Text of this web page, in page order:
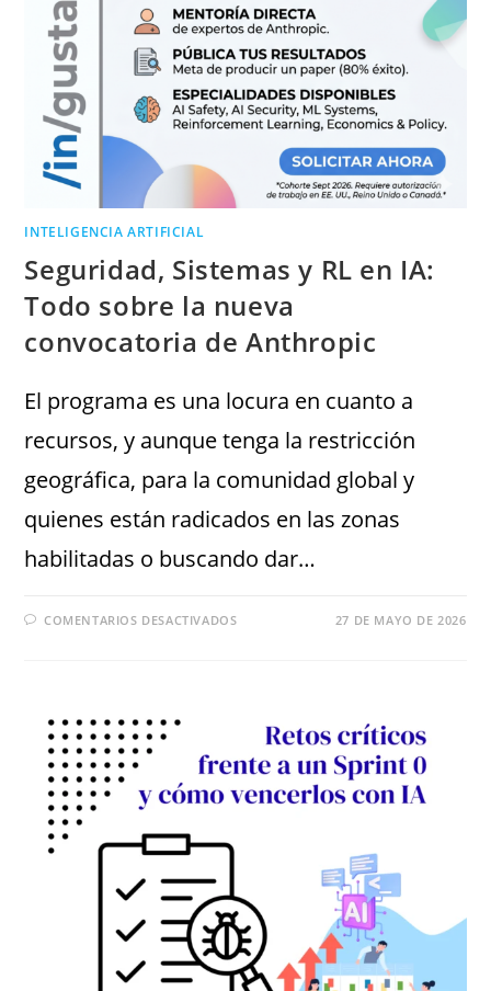
INTELIGENCIA ARTIFICIAL
Seguridad, Sistemas y RL en IA:
Todo sobre la nueva
convocatoria de Anthropic
El programa es una locura en cuanto a
recursos, y aunque tenga la restricción
geográfica, para la comunidad global y
quienes están radicados en las zonas
habilitadas o buscando dar…
COMENTARIOS DESACTIVADOS 27 DE MAYO DE 2026